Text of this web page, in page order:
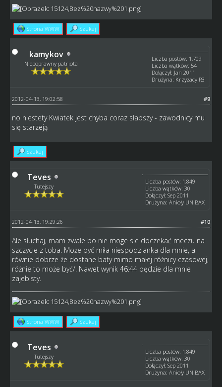
Strona WWW Szukaj
kamykov
Niepoprawny patriota
Liczba postów: 1,709
Liczba wątków: 54
Dołączył: Jan 2011
Drużyna: Krzyżacy R3
#9
2012-04-13, 19:02:58
no niestety Kwiatek jest chyba coraz słabszy - zawodnicy mu
się starzeją
Szukaj
Teves
Tutejszy
Liczba postów: 1,849
Liczba wątków: 30
Dołączył: Sep 2011
Drużyna: Anioły UNIBAX
#10
2012-04-13, 19:29:26
Ale słuchaj, mam zwałe bo nie moge sie doczekać meczu na
szczycie z toba. Może być miła niespodzianka dla mnie, a
równie dobrze że dostane baty mimo małej różnicy czasowej,
różnie to może być/. Nawet wynik 46:44 będzie dla mnie
zajebisty.
Strona WWW Szukaj
Teves
Tutejszy
Liczba postów: 1,849
Liczba wątków: 30
Dołączył: Sep 2011
Drużyna: Anioły UNIBAX